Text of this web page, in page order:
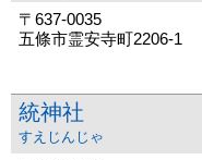
〒637-0035
五條市霊安寺町2206-1
統神社
すえじんじゃ